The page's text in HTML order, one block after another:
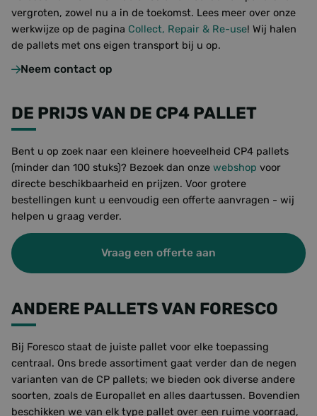
vergroten, zowel nu a in de toekomst. Lees meer over onze
werkwijze op de pagina Collect, Repair & Re-use! Wij halen
de pallets met ons eigen transport bij u op.
Neem contact op
DE PRIJS VAN DE CP4 PALLET
Bent u op zoek naar een kleinere hoeveelheid CP4 pallets
(minder dan 100 stuks)? Bezoek dan onze webshop voor
directe beschikbaarheid en prijzen. Voor grotere
bestellingen kunt u eenvoudig een offerte aanvragen - wij
helpen u graag verder.
Vraag een offerte aan
ANDERE PALLETS VAN FORESCO
Bij Foresco staat de juiste pallet voor elke toepassing
centraal. Ons brede assortiment gaat verder dan de negen
varianten van de CP pallets; we bieden ook diverse andere
soorten, zoals de Europallet en alles daartussen. Bovendien
beschikken we van elk type pallet over een ruime voorraad,